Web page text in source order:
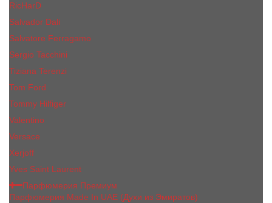
RicHarD
Salvador Dali
Salvatore Ferragamo
Sergio Tacchini
Tiziana Terenzi
Tom Ford
Tommy Hilfiger
Valentino
Versace
Xerjoff
Yves Saint Laurent
Парфюмерия Премиум
Парфюмерия Made In UAE (Духи из Эмиратов)